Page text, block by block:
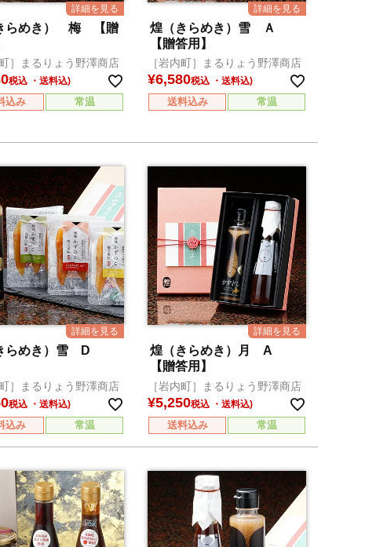
らめき） 梅 【贈
町］まるりょう野澤商店
税込
込み 常温
煌（きらめき）雪 Ａ
【贈答用】
［岩内町］まるりょう野澤商店
¥6,580税込
送料込み 常温
らめき）雪 D
町］まるりょう野澤商店
税込
込み 常温
煌（きらめき）月 A
【贈答用】
［岩内町］まるりょう野澤商店
¥5,250税込
送料込み 常温